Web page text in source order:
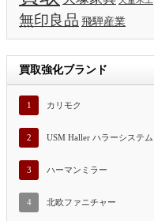
無印良品 飛騨産業
買取強化ブランド
1 カリモク
2 USM Haller ハラーシステム
3 ハーマンミラー
4 北欧ファニチャー